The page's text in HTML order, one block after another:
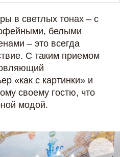
в светлых тонах – с
белыми
– это всегда
С таким приемом
«как с картинки» и
своему гостю, что
модой.